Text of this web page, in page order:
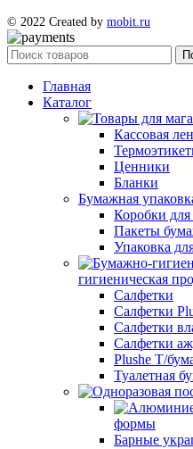
© 2022 Created by mobit.ru
Главная
Каталог
Кассовая
Ценники
Бланки
Бумажная
Коробки
Пакеты
Упаковка
гигиеническая
Салфетки
Салфетки
Салфетки
Салфетки
Plushe Т/
Туалетная
формы
Барные